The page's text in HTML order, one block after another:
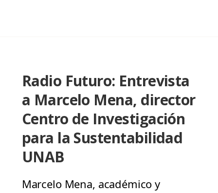
Radio Futuro: Entrevista
a Marcelo Mena, director
Centro de Investigación
para la Sustentabilidad
UNAB
Marcelo Mena, académico y